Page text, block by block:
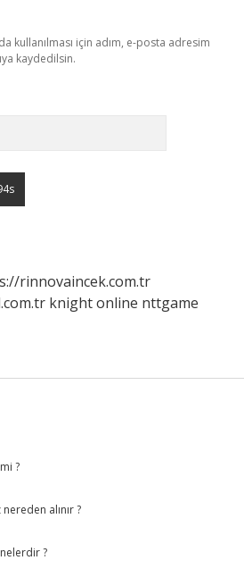
kullanılması için adım, e-posta adresim
kaydedilsin.
rinnovaincek.com.tr
knight online nttgame
?
alınır ?
?